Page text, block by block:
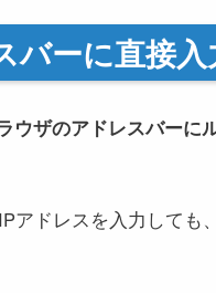
バーに直接入
ウザのアドレスバーに
アドレスを入力しても